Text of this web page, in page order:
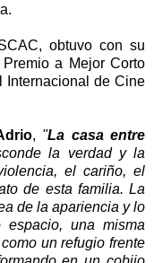
obtuvo con su
a Mejor Corto
Internacional de Cine
, "La casa entre
la verdad y la
el cariño, el
de esta familia. La
de la apariencia y lo
espacio, una misma
un refugio frente